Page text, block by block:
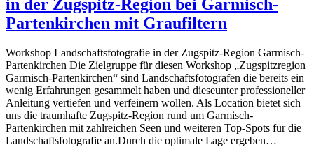
in der Zugspitz-Region bei Garmisch-
Partenkirchen mit Graufiltern
Workshop Landschaftsfotografie in der Zugspitz-Region Garmisch-
Partenkirchen Die Zielgruppe für diesen Workshop „Zugspitzregion
Garmisch-Partenkirchen“ sind Landschaftsfotografen die bereits ein
wenig Erfahrungen gesammelt haben und dieseunter professioneller
Anleitung vertiefen und verfeinern wollen. Als Location bietet sich
uns die traumhafte Zugspitz-Region rund um Garmisch-
Partenkirchen mit zahlreichen Seen und weiteren Top-Spots für die
Landschaftsfotografie an.Durch die optimale Lage ergeben…